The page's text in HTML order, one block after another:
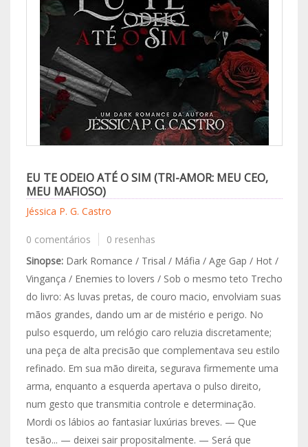
EU TE ODEIO ATÉ O SIM (TRI-AMOR: MEU CEO,
MEU MAFIOSO)
Jéssica P. G. Castro
0 comentários
0 resenhas
Sinopse:Dark Romance / Trisal / Máfia / Age Gap / Hot /
Vingança / Enemies to lovers / Sob o mesmo teto Trecho
do livro: As luvas pretas, de couro macio, envolviam suas
mãos grandes, dando um ar de mistério e perigo. No
pulso esquerdo, um relógio caro reluzia discretamente;
una peça de alta precisão que complementava seu estilo
refinado. Em sua mão direita, segurava firmemente uma
arma, enquanto a esquerda apertava o pulso direito,
num gesto que transmitia controle e determinação.
Mordi os lábios ao fantasiar luxúrias breves. — Que
tesão... — deixei sair propositalmente. — Será que